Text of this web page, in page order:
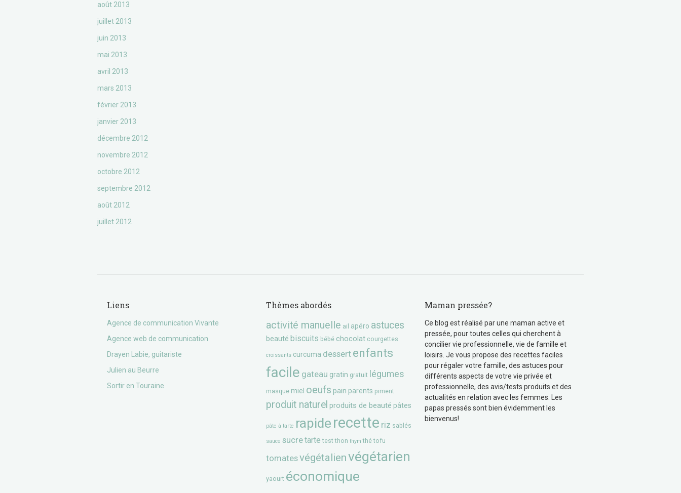
août 2013
juillet 2013
juin 2013
mai 2013
avril 2013
mars 2013
février 2013
janvier 2013
décembre 2012
novembre 2012
octobre 2012
septembre 2012
août 2012
juillet 2012
Liens
Agence de communication Vivante
Agence web de communication
Drayen Labie, guitariste
Julien au Beurre
Sortir en Touraine
Thèmes abordés
activité manuelle ail apéro astuces
beauté biscuits bébé chocolat courgettes
croissants curcuma dessert enfants
facile gateau gratin gratuit légumes
masque miel oeufs pain parents piment
produit naturel produits de beauté pâtes
pâte à tarte rapide recette riz sablés
sauce sucretarte test thon thym thé tofu
tomatesvégétalienvégétarien
yaourt économique
Maman pressée?
Ce blog est réalisé par une maman active et
pressée, pour toutes celles qui cherchent à
concilier vie professionnelle, vie de famille et
loisirs. Je vous propose des recettes faciles
pour régaler votre famille, des astuces pour
différents aspects de votre vie privée et
professionnelle, des avis/tests produits et des
actualités en relation avec les femmes. Les
papas pressés sont bien évidemment les
bienvenus!